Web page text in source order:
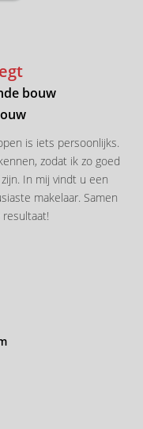
bouw
is iets persoonlijks.
zodat ik zo goed
In mij vindt u een
makelaar. Samen